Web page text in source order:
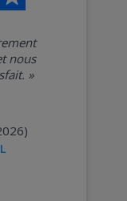
nous
»